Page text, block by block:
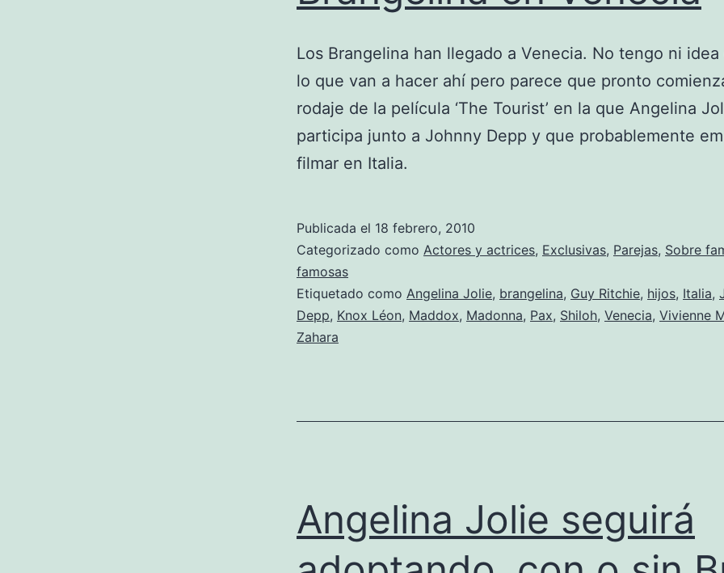
Los Brangelina han llegado a Venecia. No tengo ni
lo que van a hacer ahí pero parece que pronto
rodaje de la película ‘The Tourist’ en la que Angelina
participa junto a Johnny Depp y que probablemente
filmar en Italia.
Publicada el 18 febrero, 2010
Categorizado como Actores y actrices, Exclusivas, Parejas, Sobre
famosas
Etiquetado como Angelina Jolie, brangelina, Guy Ritchie, hijos, Italia,
Depp, Knox Léon, Maddox, Madonna, Pax, Shiloh, Venecia, Vivienne
Zahara
Angelina Jolie seguirá